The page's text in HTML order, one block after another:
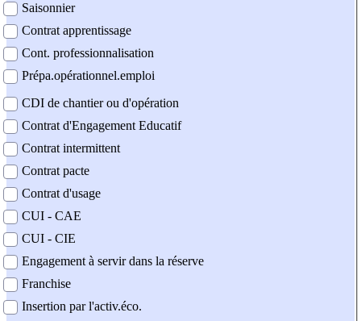
Saisonnier
Contrat apprentissage
Cont. professionnalisation
Prépa.opérationnel.emploi
CDI de chantier ou d'opération
Contrat d'Engagement Educatif
Contrat intermittent
Contrat pacte
Contrat d'usage
CUI - CAE
CUI - CIE
Engagement à servir dans la réserve
Franchise
Insertion par l'activ.éco.